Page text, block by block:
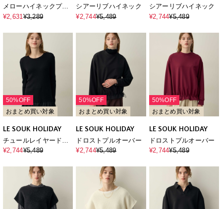
メローハイネックプル
オーバー（差し色）
¥2,631 ¥3,289
シアーリブハイネック
¥2,744¥5,489
シアーリブハイネック
¥2,744¥5,489
50%OFF
おまとめ買い対象
LE SOUK HOLIDAY
チュールレイヤードプ
ルオーバー
¥2,744¥5,489
50%OFF
おまとめ買い対象
LE SOUK HOLIDAY
ドロストプルオーバー
¥2,744¥5,489
50%OFF
おまとめ買い対象
LE SOUK HOLIDAY
ドロストプルオーバー
¥2,744¥5,489